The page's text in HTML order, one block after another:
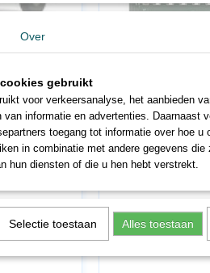
MA43223
€ 59,95 € 50,96
Over
gebruikt
voor verkeersanalyse, het aanbieden
informatie en advertenties. Daarnaast
toegang tot informatie over hoe u
in combinatie met andere gegevens
hun diensten of die u hen hebt verstrekt.
Selectie toestaan Alles toestaan